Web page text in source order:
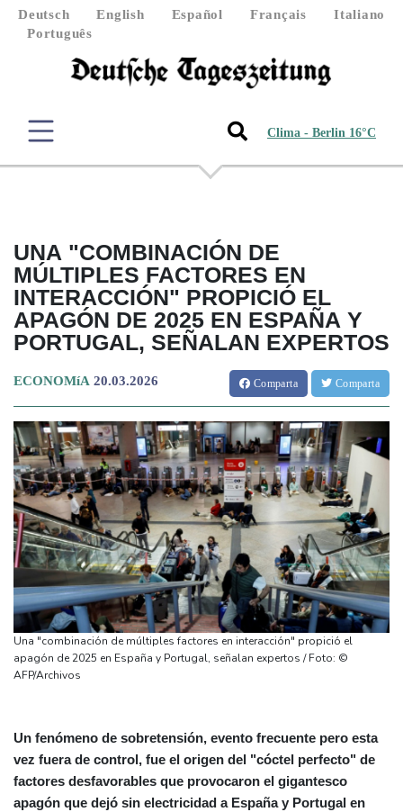
Deutsch English Español Français
Italiano
Português
Clima - Berlin 16°C
UNA "COMBINACIÓN DE
MÚLTIPLES FACTORES EN
INTERACCIÓN" PROPICIÓ EL
APAGÓN DE 2025 EN ESPAÑA Y
PORTUGAL, SEÑALAN EXPERTOS
ECONOMíA 20.03.2026 Comparta Comparta
Una "combinación de múltiples factores en interacción" propició el
apagón de 2025 en España y Portugal, señalan expertos / Foto: ©
AFP/Archivos
Un fenómeno de sobretensión, evento frecuente pero esta
vez fuera de control, fue el origen del "cóctel perfecto" de
factores desfavorables que provocaron el gigantesco
apagón que dejó sin electricidad a España y Portugal en